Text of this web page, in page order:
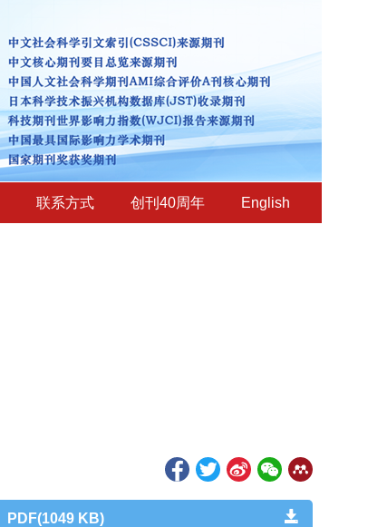
联系方式 创刊40周年 English
PDF(1049 KB)